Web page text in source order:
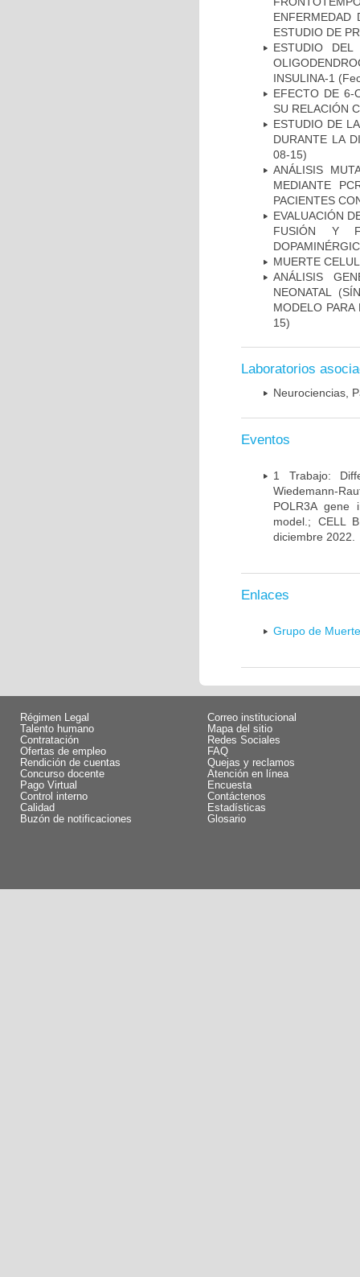
ENFERMEDAD
ESTUDIO DE
ESTUDIO
INSULINA-1
EFECTO DE 6-
SU RELACIÓN
ESTUDIO DE
DURANTE LA
08-15)
ANÁLISIS
MEDIANTE
PACIENTES
EVALUACIÓN
FUSIÓN Y
MUERTE
ANÁLISIS
NEONATAL
MODELO
15)
Laboratorios
Neurociencias,
Eventos
1 Trabajo:
Wiedemann-
POLR3A gene
model.; CELL
diciembre 2022.
Enlaces
Grupo de
Régimen Legal
Talento humano
Contratación
Ofertas de empleo
Rendición de cuentas
Concurso docente
Pago Virtual
Control interno
Calidad
Buzón de notificaciones
Correo institucional
Mapa del sitio
Redes Sociales
FAQ
Quejas y reclamos
Atención en línea
Encuesta
Contáctenos
Estadísticas
Glosario